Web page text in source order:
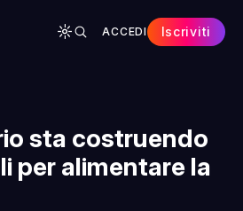
ACCEDI Iscriviti
sta costruendo
per alimentare la